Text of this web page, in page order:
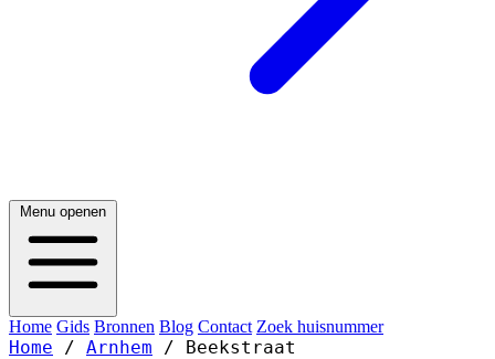
Menu openen
Home Gids Bronnen Blog Contact Zoek huisnummer
Home / Arnhem / Beekstraat